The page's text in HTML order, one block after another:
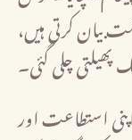
بیان کرتی ہیں،
پھیلتی چلی گئی۔
استطاعت اور